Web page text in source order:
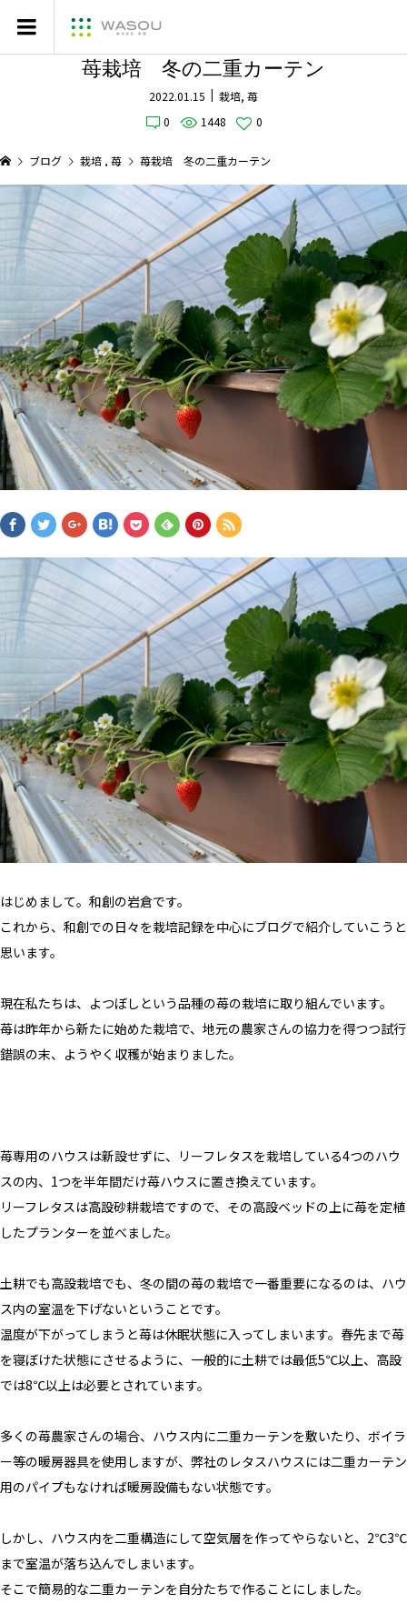
苺栽培 冬の二重カーテン
2022.01.15 栽培, 苺
0
1448 0
ブログ 栽培 , 苺 苺栽培 冬の二重カーテン
はじめまして。和創の岩倉です。
これから、和創での日々を栽培記録を中心にブログで紹介していこうと
思います。
現在私たちは、よつぼしという品種の苺の栽培に取り組んでいます。
苺は昨年から新たに始めた栽培で、地元の農家さんの協力を得つつ試行
錯誤の末、ようやく収穫が始まりました。
苺専用のハウスは新設せずに、リーフレタスを栽培している4つのハウ
スの内、1つを半年間だけ苺ハウスに置き換えています。
リーフレタスは高設砂耕栽培ですので、その高設ベッドの上に苺を定植
したプランターを並べました。
土耕でも高設栽培でも、冬の間の苺の栽培で一番重要になるのは、ハウ
ス内の室温を下げないということです。
温度が下がってしまうと苺は休眠状態に入ってしまいます。春先まで苺
を寝ぼけた状態にさせるように、一般的に土耕では最低5℃以上、高設
では8℃以上は必要とされています。
多くの苺農家さんの場合、ハウス内に二重カーテンを敷いたり、ボイラ
ー等の暖房器具を使用しますが、弊社のレタスハウスには二重カーテン
用のパイプもなければ暖房設備もない状態です。
しかし、ハウス内を二重構造にして空気層を作ってやらないと、2℃3℃
まで室温が落ち込んでしまいます。
そこで簡易的な二重カーテンを自分たちで作ることにしました。